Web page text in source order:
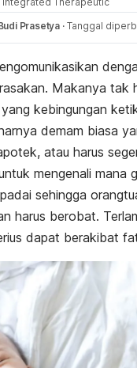
Prasetya · Tanggal
Makanya tak
kebingungan
demam biasa
atau harus
mengenali mana
sehingga
harus berobat.
dapat berakibat